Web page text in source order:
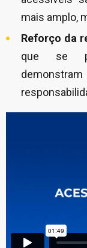
mais amplo,
Reforço da
que se